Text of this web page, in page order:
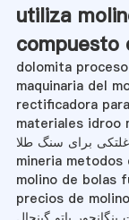
utiliza
compuesto
dolomita
maquinaria del
rectificadora
materiales idroo
برای سنگ طلا
mineria
molino de bolas
precios de